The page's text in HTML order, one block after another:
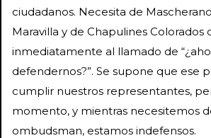
ciudadanos. Necesita de
Maravilla y de Chapulines Colorados
inmediatamente al llamado de
defendernos?”. Se supone que ese
cumplir nuestros representantes,
momento, y mientras necesitemos
ombudsman, estamos indefensos.